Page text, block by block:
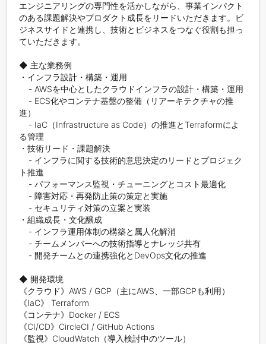
エンジニアリングの専門性を活かしながら、事業インパクト
のある課題解決やプロダクト成長をリードいただきます。ビ
ジネスサイドと連携し、技術とビジネスをつなぐ役割も担っ
ていただきます。
◆ 主な業務例
・インフラ設計・構築・運用
進）
る管理
・技術リード・課題解決
ト推進
・組織成長・文化醸成
◆ 開発環境
《クラウド》AWS / GCP（主にAWS、一部GCPも利用）
《IaC》 Terraform
《コンテナ》Docker / ECS
《CI/CD》CircleCI / GitHub Actions
《監視》CloudWatch（導入検討中のツール）